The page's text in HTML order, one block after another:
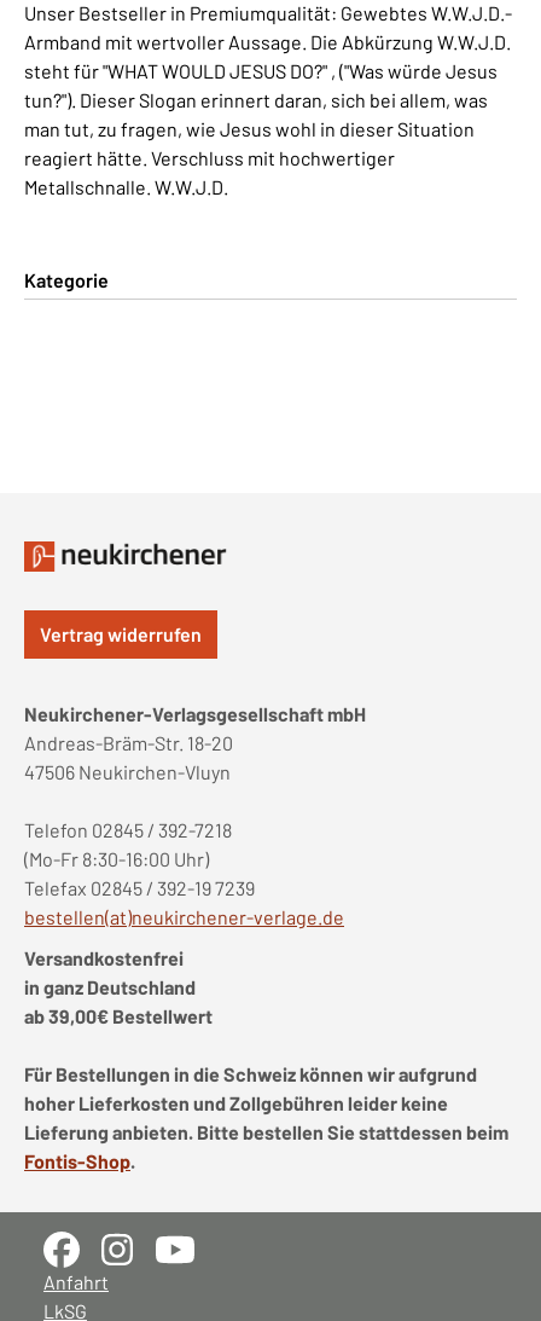
Unser Bestseller in Premiumqualität: Gewebtes W.W.J.D.-
Armband mit wertvoller Aussage. Die Abkürzung W.W.J.D.
steht für "WHAT WOULD JESUS DO?" , ("Was würde Jesus
tun?"). Dieser Slogan erinnert daran, sich bei allem, was
man tut, zu fragen, wie Jesus wohl in dieser Situation
reagiert hätte. Verschluss mit hochwertiger
Metallschnalle. W.W.J.D.
Kategorie
Vertrag widerrufen
Neukirchener-Verlagsgesellschaft mbH
Andreas-Bräm-Str. 18-20
47506 Neukirchen-Vluyn
Telefon 02845 / 392-7218
(Mo-Fr 8:30-16:00 Uhr)
Telefax 02845 / 392-19 7239
bestellen(at)neukirchener-verlage.de
Versandkostenfrei
in ganz Deutschland
ab 39,00€ Bestellwert
Für Bestellungen in die Schweiz können wir aufgrund
hoher Lieferkosten und Zollgebühren leider keine
Lieferung anbieten. Bitte bestellen Sie stattdessen beim
Fontis-Shop.
Anfahrt
LkSG